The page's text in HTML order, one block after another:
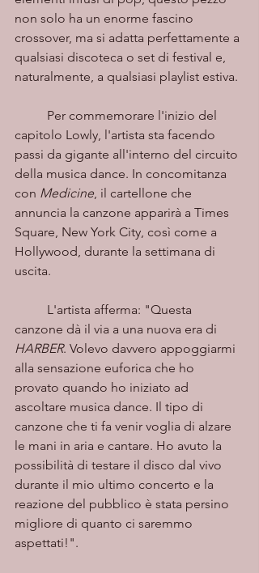
non solo ha un enorme fascino
crossover, ma si adatta perfettamente a
qualsiasi discoteca o set di festival e,
naturalmente, a qualsiasi playlist estiva.
capitolo Lowly, l'artista sta facendo
passi da gigante all'interno del circuito
della musica dance. In concomitanza
con Medicine, il cartellone che
annuncia la canzone apparirà a Times
Square, New York City, così come a
Hollywood, durante la settimana di
uscita.
canzone dà il via a una nuova era di
HARBER. Volevo davvero appoggiarmi
alla sensazione euforica che ho
provato quando ho iniziato ad
ascoltare musica dance. Il tipo di
canzone che ti fa venir voglia di alzare
le mani in aria e cantare. Ho avuto la
possibilità di testare il disco dal vivo
durante il mio ultimo concerto e la
reazione del pubblico è stata persino
migliore di quanto ci saremmo
aspettati!".